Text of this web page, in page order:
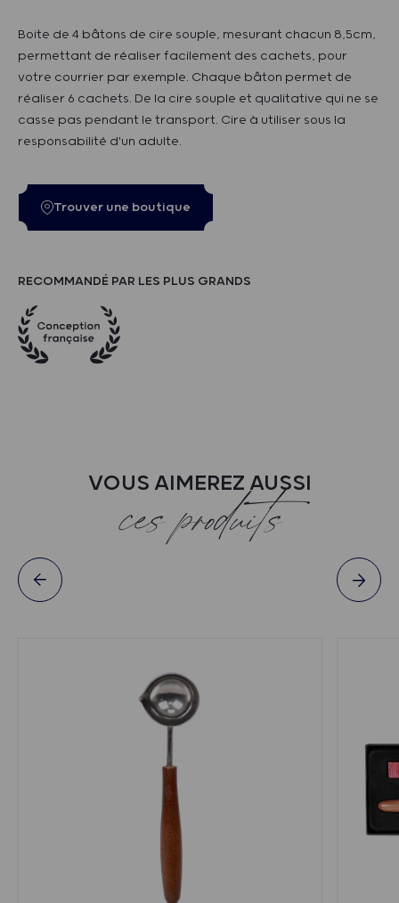
Boite de 4 bâtons de cire souple, mesurant chacun 8,5cm,
permettant de réaliser facilement des cachets, pour
votre courrier par exemple. Chaque bâton permet de
réaliser 6 cachets. De la cire souple et qualitative qui ne se
casse pas pendant le transport. Cire à utiliser sous la
responsabilité d'un adulte.
Trouver une boutique
RECOMMANDÉ PAR LES PLUS GRANDS
VOUS AIMEREZ AUSSI
ces produits